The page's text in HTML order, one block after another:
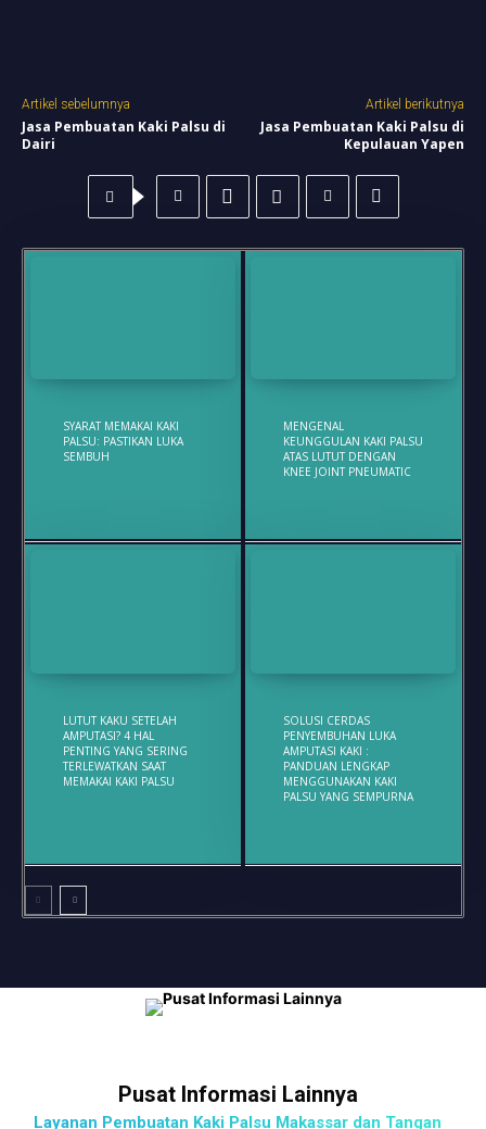
Artikel sebelumnya
Jasa Pembuatan Kaki Palsu di
Dairi
Artikel berikutnya
Jasa Pembuatan Kaki Palsu di
Kepulauan Yapen
SYARAT MEMAKAI KAKI
PALSU: PASTIKAN LUKA
SEMBUH
MENGENAL
KEUNGGULAN KAKI PALSU
ATAS LUTUT DENGAN
KNEE JOINT PNEUMATIC
LUTUT KAKU SETELAH
AMPUTASI? 4 HAL
PENTING YANG SERING
TERLEWATKAN SAAT
MEMAKAI KAKI PALSU
SOLUSI CERDAS
PENYEMBUHAN LUKA
AMPUTASI KAKI :
PANDUAN LENGKAP
MENGGUNAKAN KAKI
PALSU YANG SEMPURNA
Pusat Informasi Lainnya
Layanan Pembuatan Kaki Palsu Makassar dan Tangan